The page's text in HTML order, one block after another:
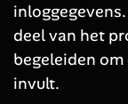
deel van het
begeleiden
invult.